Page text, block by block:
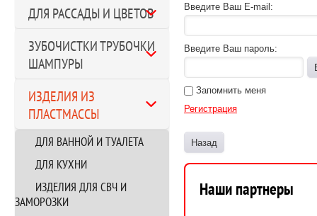
ДЛЯ РАССАДЫ И ЦВЕТОВ
ЗУБОЧИСТКИ ТРУБОЧКИ
ШАМПУРЫ
ИЗДЕЛИЯ ИЗ
ПЛАСТМАССЫ
ДЛЯ ВАННОЙ И ТУАЛЕТА
ДЛЯ КУХНИ
ИЗДЕЛИЯ ДЛЯ СВЧ И
ЗАМОРОЗКИ
Введите Ваш E-mail:
Введите Ваш пароль:
Запомнить меня
Регистрация
Назад
Наши партнеры